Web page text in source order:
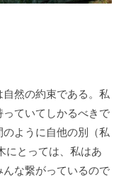
然の約束である。私
ていてしかるべきで
ように自他の別（私
にとっては、私はあ
な繋がっているので